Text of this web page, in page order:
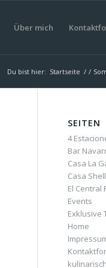
Über mich
Du bist hier: Startseite / /
SEITEN
4
Bar
Casa La
Casa
El Central
Events
Exklusive
Home